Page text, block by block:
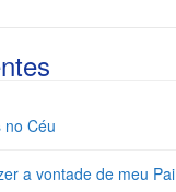
no Céu
a vontade de meu Pai